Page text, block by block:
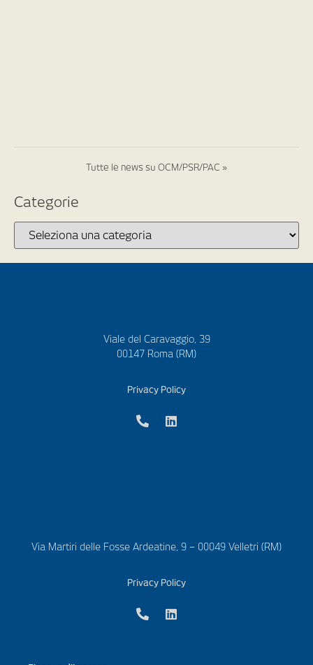
Tutte le news su OCM/PSR/PAC »
Categorie
Viale del Caravaggio, 39
00147 Roma (RM)
Privacy Policy
Via Martiri delle Fosse Ardeatine, 9 – 00049 Velletri (RM)
Privacy Policy